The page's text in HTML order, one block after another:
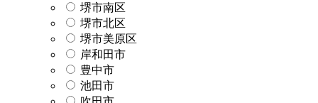
堺市南区
堺市北区
堺市美原区
岸和田市
豊中市
池田市